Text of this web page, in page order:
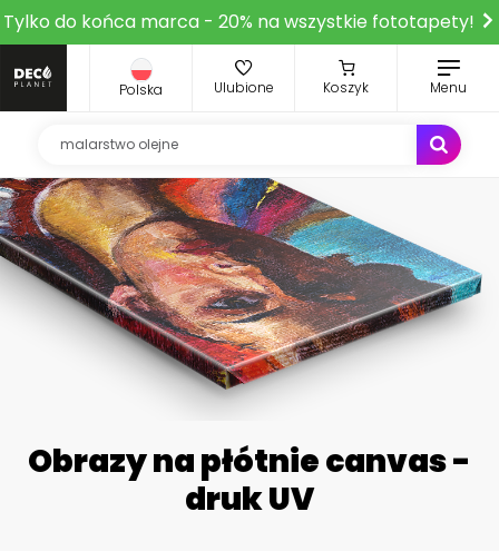
Tylko do końca marca - 20% na wszystkie fototapety!
Polska Ulubione Koszyk Menu
Obrazy na płótnie canvas -
druk UV